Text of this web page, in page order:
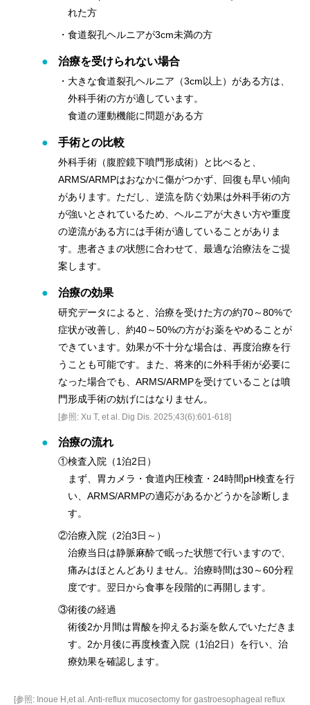
れた方
・食道裂孔ヘルニアが3cm未満の方
治療を受けられない場合
・大きな食道裂孔ヘルニア（3cm以上）がある方は、
外科手術の方が適しています。
食道の運動機能に問題がある方
手術との比較
外科手術（腹腔鏡下噴門形成術）と比べると、
ARMS/ARMPはおなかに傷がつかず、回復も早い傾向
があります。ただし、逆流を防ぐ効果は外科手術の方
が強いとされているため、ヘルニアが大きい方や重度
の逆流がある方には手術が適していることがありま
す。患者さまの状態に合わせて、最適な治療法をご提
案します。
治療の効果
研究データによると、治療を受けた方の約70～80%で
症状が改善し、約40～50%の方がお薬をやめることが
できています。効果が不十分な場合は、再度治療を行
うことも可能です。また、将来的に外科手術が必要に
なった場合でも、ARMS/ARMPを受けていることは噴
門形成手術の妨げにはなりません。
[参照: Xu T, et al. Dig Dis. 2025;43(6):601-618]
治療の流れ
①検査入院（1泊2日）
まず、胃カメラ・食道内圧検査・24時間pH検査を行
い、ARMS/ARMPの適応があるかどうかを診断しま
す。
②治療入院（2泊3日～）
治療当日は静脈麻酔で眠った状態で行いますので、
痛みはほとんどありません。治療時間は30～60分程
度です。翌日から食事を段階的に再開します。
③術後の経過
術後2か月間は胃酸を抑えるお薬を飲んでいただきま
す。2か月後に再度検査入院（1泊2日）を行い、治
療効果を確認します。
[参照: Inoue H,et al. Anti-reflux mucosectomy for gastroesophageal reflux